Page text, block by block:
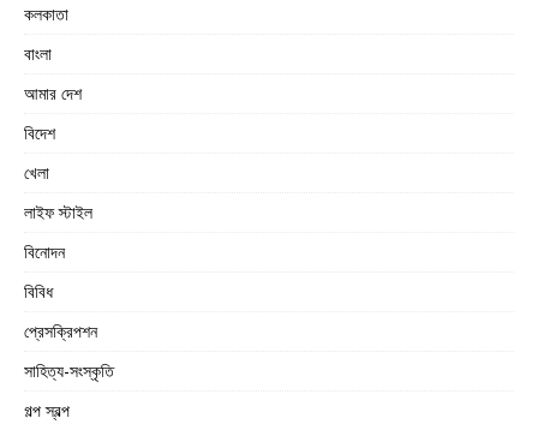
কলকাতা
বাংলা
আমার দেশ
বিদেশ
খেলা
লাইফ স্টাইল
বিনোদন
বিবিধ
প্রেসক্রিপশন
সাহিত্য-সংস্কৃতি
গল্প স্বল্প